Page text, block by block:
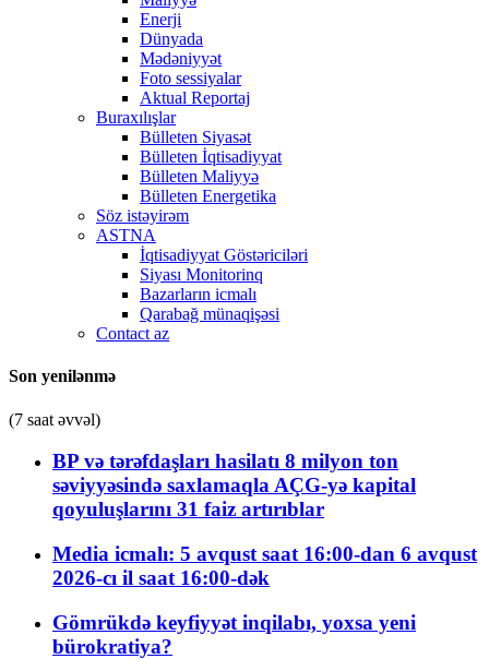
Enerji
Dünyada
Mədəniyyət
Foto sessiyalar
Aktual Reportaj
Buraxılışlar
Bülleten Siyasət
Bülleten İqtisadiyyat
Bülleten Maliyyə
Bülleten Energetika
Söz istəyirəm
ASTNA
İqtisadiyyat Göstəriciləri
Siyası Monitorinq
Bazarların icmalı
Qarabağ münaqişəsi
Contact az
Son yenilənmə
(7 saat əvvəl)
BP və tərəfdaşları hasilatı 8 milyon ton
səviyyəsində saxlamaqla AÇG-yə kapital
qoyuluşlarını 31 faiz artırıblar
Media icmalı: 5 avqust saat 16:00-dan 6 avqust
2026-cı il saat 16:00-dək
Gömrükdə keyfiyyət inqilabı, yoxsa yeni
bürokratiya?